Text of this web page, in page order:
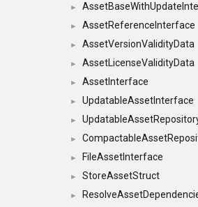
►
► AssetReferenceInterface
► AssetVersionValidityData
► AssetLicenseValidityData
► AssetInterface
► UpdatableAssetInterface
►
►
► FileAssetInterface
► StoreAssetStruct
►